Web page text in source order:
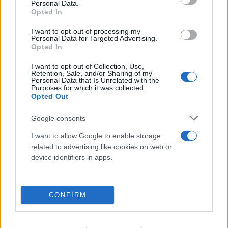
Personal Data.
Opted In
I want to opt-out of processing my
Personal Data for Targeted Advertising.
Opted In
I want to opt-out of Collection, Use,
Retention, Sale, and/or Sharing of my
Personal Data that Is Unrelated with the
Purposes for which it was collected.
Opted Out
Google consents
I want to allow Google to enable storage
related to advertising like cookies on web or
device identifiers in apps.
CONFIRM